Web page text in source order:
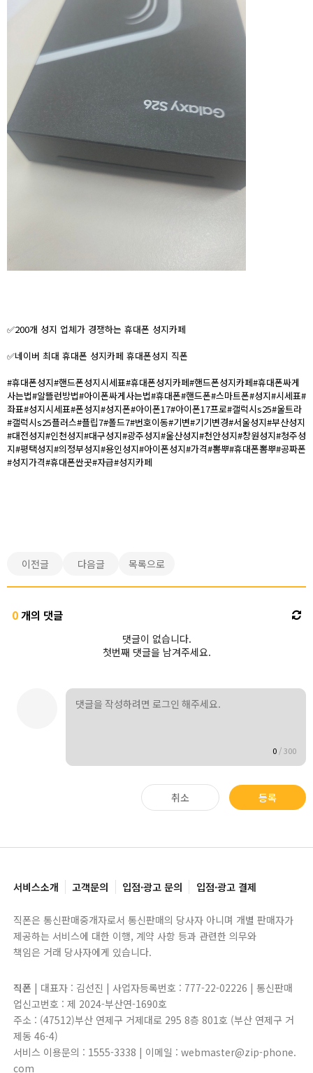
✅200개 성지 업체가 경쟁하는 휴대폰 성지카페
✅네이버 최대 휴대폰 성지카페 휴대폰성지 직폰
#휴대폰성지#핸드폰성지시세표#휴대폰성지카페#핸드폰성지카페#휴대폰싸게
사는법#알뜰런방법#아이폰싸게사는법#휴대폰#핸드폰#스마트폰#성지#시세표#
좌표#성지시세표#폰성지#성지폰#아이폰17#아이폰17프로#갤럭시s25#울트라
#갤럭시s25플러스#플립7#폴드7#번호이동#기변#기기변경#서울성지#부산성지
#대전성지#인천성지#대구성지#광주성지#울산성지#천안성지#창원성지#청주성
지#평택성지#의정부성지#용인성지#아이폰성지#가격#뽐뿌#휴대폰뽐뿌#공짜폰
#성지가격#휴대폰싼곳#자급#성지카페
이전글 다음글 목록으로
0개의 댓글
댓글이 없습니다.
첫번째 댓글을 남겨주세요.
0/300
취소 등록
서비스소개 고객문의 입점·광고 문의 입점·광고 결제
직폰은 통신판매중개자로서 통신판매의 당사자 아니며 개별 판매자가
제공하는 서비스에 대한 이행, 계약 사항 등과 관련한 의무와
책임은 거래 당사자에게 있습니다.
직폰 | 대표자 : 김선진 | 사업자등록번호 : 777-22-02226 | 통신판매
업신고번호 : 제 2024-부산연-1690호
주소 : (47512)부산 연제구 거제대로 295 8층 801호 (부산 연제구 거
제동 46-4)
서비스 이용문의 : 1555-3338 | 이메일 : webmaster@zip-phone.
com